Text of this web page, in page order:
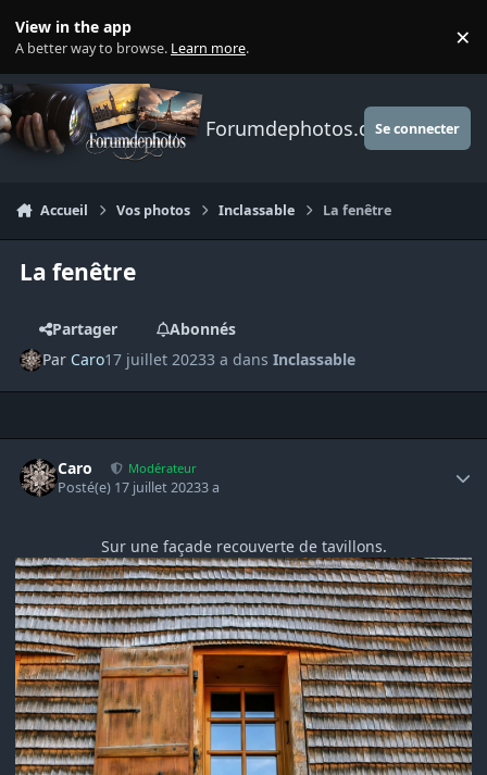
View in the app
A better way to browse. Learn more. ×
Forumdephotos.comSe connecter
Accueil Vos photos Inclassable La fenêtre
La fenêtre
Partager
Abonnés
Par Caro17 juillet 20233 a dansInclassable
Caro Modérateur
Posté(e) 17 juillet 20233 a
Sur une façade recouverte de tavillons.